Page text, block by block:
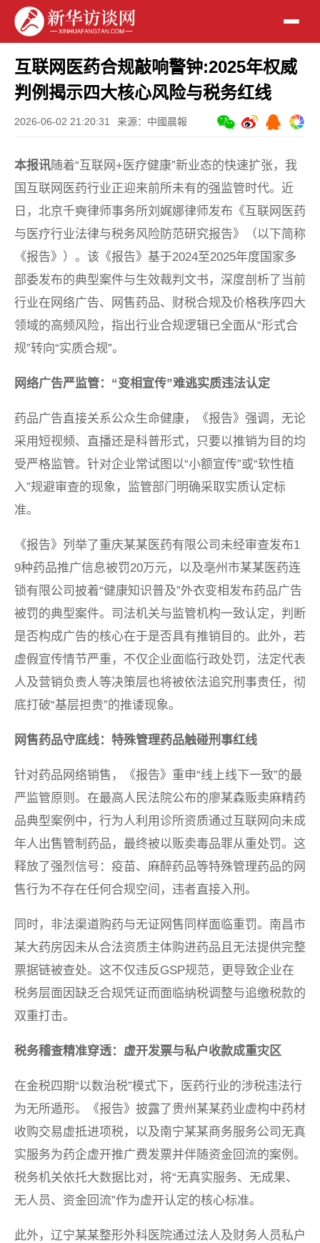
互联网医药合规敲响警钟:2025年权威
判例揭示四大核心风险与税务红线
2026-06-02 21:20:31 来源：中國晨報
本报讯随着“互联网+医疗健康”新业态的快速扩张，我
国互联网医药行业正迎来前所未有的强监管时代。近
日，北京千奭律师事务所刘娓娜律师发布《互联网医药
与医疗行业法律与税务风险防范研究报告》（以下简称
《报告》）。该《报告》基于2024至2025年度国家多
部委发布的典型案件与生效裁判文书，深度剖析了当前
行业在网络广告、网售药品、财税合规及价格秩序四大
领域的高频风险，指出行业合规逻辑已全面从“形式合
规”转向“实质合规”。
网络广告严监管：“变相宣传”难逃实质违法认定
药品广告直接关系公众生命健康，《报告》强调，无论
采用短视频、直播还是科普形式，只要以推销为目的均
受严格监管。针对企业常试图以“小额宣传”或“软性植
入”规避审查的现象，监管部门明确采取实质认定标
准。
《报告》列举了重庆某某医药有限公司未经审查发布1
9种药品推广信息被罚20万元，以及亳州市某某医药连
锁有限公司披着“健康知识普及”外衣变相发布药品广告
被罚的典型案件。司法机关与监管机构一致认定，判断
是否构成广告的核心在于是否具有推销目的。此外，若
虚假宣传情节严重，不仅企业面临行政处罚，法定代表
人及营销负责人等决策层也将被依法追究刑事责任，彻
底打破“基层担责”的推诿现象。
网售药品守底线：特殊管理药品触碰刑事红线
针对药品网络销售，《报告》重申“线上线下一致”的最
严监管原则。在最高人民法院公布的廖某森贩卖麻精药
品典型案例中，行为人利用诊所资质通过互联网向未成
年人出售管制药品，最终被以贩卖毒品罪从重处罚。这
释放了强烈信号：疫苗、麻醉药品等特殊管理药品的网
售行为不存在任何合规空间，违者直接入刑。
同时，非法渠道购药与无证网售同样面临重罚。南昌市
某大药房因未从合法资质主体购进药品且无法提供完整
票据链被查处。这不仅违反GSP规范，更导致企业在
税务层面因缺乏合规凭证而面临纳税调整与追缴税款的
双重打击。
税务稽查精准穿透：虚开发票与私户收款成重灾区
在金税四期“以数治税”模式下，医药行业的涉税违法行
为无所遁形。《报告》披露了贵州某某药业虚构中药材
收购交易虚抵进项税，以及南宁某某商务服务公司无真
实服务为药企虚开推广费发票并伴随资金回流的案例。
税务机关依托大数据比对，将“无真实服务、无成果、
无人员、资金回流”作为虚开认定的核心标准。
此外，辽宁某某整形外科医院通过法人及财务人员私户